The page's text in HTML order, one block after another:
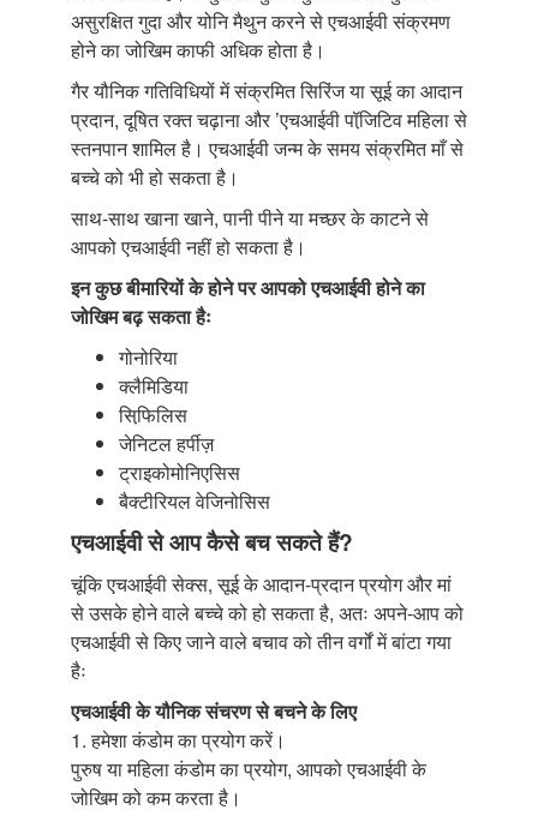
असुरक्षित गुदा और योनि मैथुन करने से एचआईवी संक्रमण
होने का जोखिम काफी अधिक होता है।
गैर यौनिक गतिविधियों में संक्रमित सिरिंज या सूई का आदान
प्रदान, दूषित रक्त चढ़ाना और ’एचआईवी पॉजि़टिव महिला से
स्तनपान शामिल है। एचआईवी जन्म के समय संक्रमित माँ से
बच्चे को भी हो सकता है।
साथ-साथ खाना खाने, पानी पीने या मच्छर के काटने से
आपको एचआईवी नहीं हो सकता है।
इन कुछ बीमारियों के होने पर आपको एचआईवी होने का
जोखिम बढ़ सकता हैः
गोनोरिया
क्लैमिडिया
सिफि़लिस
जेनिटल हर्पीज़
ट्राइकोमोनिएसिस
बैक्टीरियल वेजिनोसिस
एचआईवी से आप कैसे बच सकते हैं?
चूंकि एचआईवी सेक्स, सूई के आदान-प्रदान प्रयोग और मां
से उसके होने वाले बच्चे को हो सकता है, अतः अपने-आप को
एचआईवी से किए जाने वाले बचाव को तीन वर्गों में बांटा गया
हैः
एचआईवी के यौनिक संचरण से बचने के लिए
1. हमेशा कंडोम का प्रयोग करें।
पुरुष या महिला कंडोम का प्रयोग, आपको एचआईवी के
जोखिम को कम करता है।